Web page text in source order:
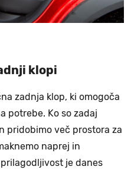
klopi
zadnja klop, ki omogoča
potrebe. Ko so zadaj
pridobimo več prostora za
naprej in
je danes